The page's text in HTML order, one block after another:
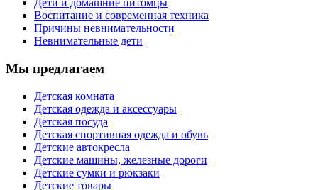
Дети и домашние питомцы
Воспитание и современная техника
Причины невнимательности
Невнимательные дети
Мы предлагаем
Детская комната
Детская одежда и аксессуары
Детская посуда
Детская спортивная одежда и обувь
Детские автокресла
Детские машины, железные дороги
Детские сумки и рюкзаки
Детские товары